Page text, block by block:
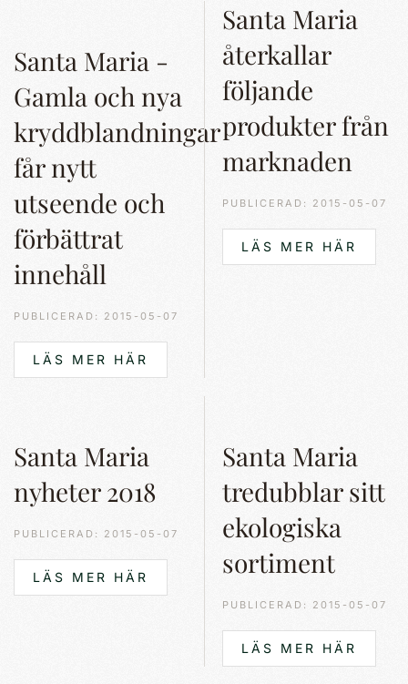
Santa Maria -
Gamla och nya
kryddblandningar
får nytt
utseende och
förbättrat
innehåll
PUBLICERAD: 2015-05-07
LÄS MER HÄR
Santa Maria
återkallar
följande
produkter från
marknaden
PUBLICERAD: 2015-05-07
LÄS MER HÄR
Santa Maria
nyheter 2018
PUBLICERAD: 2015-05-07
LÄS MER HÄR
Santa Maria
tredubblar sitt
ekologiska
sortiment
PUBLICERAD: 2015-05-07
LÄS MER HÄR